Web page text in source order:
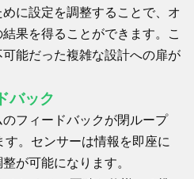
に設定を調整することで、オ
果を得ることができます。こ
能だった複雑な設計への扉が
バック
フィードバックが閉ループ
す。センサーは情報を即座に
が可能になります。